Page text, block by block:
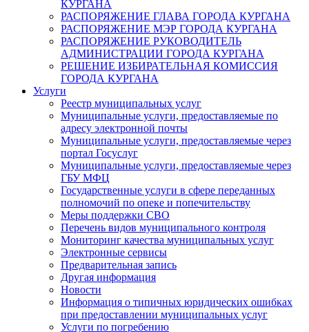
КУРГАНА
РАСПОРЯЖЕНИЕ ГЛАВА ГОРОДА КУРГАНА
РАСПОРЯЖЕНИЕ МЭР ГОРОДА КУРГАНА
РАСПОРЯЖЕНИЕ РУКОВОДИТЕЛЬ
АДМИНИСТРАЦИИ ГОРОДА КУРГАНА
РЕШЕНИЕ ИЗБИРАТЕЛЬНАЯ КОМИССИЯ
ГОРОДА КУРГАНА
Услуги
Реестр муниципальных услуг
Муниципальные услуги, предоставляемые по
адресу электронной почты
Муниципальные услуги, предоставляемые через
портал Госуслуг
Муниципальные услуги, предоставляемые через
ГБУ МФЦ
Государственные услуги в сфере переданных
полномочий по опеке и попечительству
Меры поддержки СВО
Перечень видов муниципального контроля
Мониторинг качества муниципальных услуг
Электронные сервисы
Предварительная запись
Другая информация
Новости
Информация о типичных юридических ошибках
при предоставлении муниципальных услуг
Услуги по погребению